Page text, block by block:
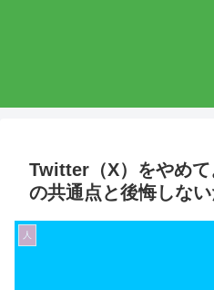
Twitter（X）をやめて
の共通点と後悔しな
人